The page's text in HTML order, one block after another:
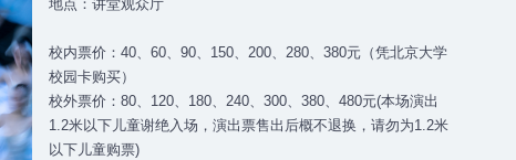
地点：讲堂观众厅
校内票价：40、60、90、150、200、280、380元（凭北京大学
校园卡购买）
校外票价：80、120、180、240、300、380、480元(本场演出
1.2米以下儿童谢绝入场，演出票售出后概不退换，请勿为1.2米
以下儿童购票)